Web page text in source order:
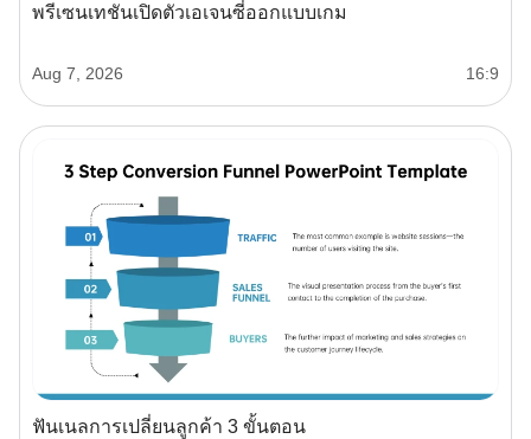
พรีเซนเทชันเปิดตัวเอเจนซี่ออกแบบเกม
Aug 7, 2026 16:9
ฟันเนลการเปลี่ยนลูกค้า 3 ขั้นตอน